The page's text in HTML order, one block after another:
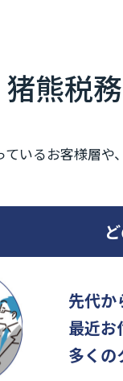
猪熊税
ているお客様層や
先代か
最近お
多くの